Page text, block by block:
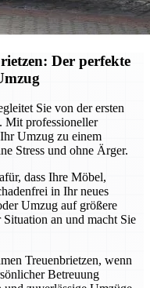
Der perfekte
Sie von der ersten
Mit professioneller
Umzug zu einem
Stress und ohne Ärger.
dass Ihre Möbel,
in Ihr neues
Umzug auf größere
an und macht Sie
Treuenbrietzen, wenn
Betreuung